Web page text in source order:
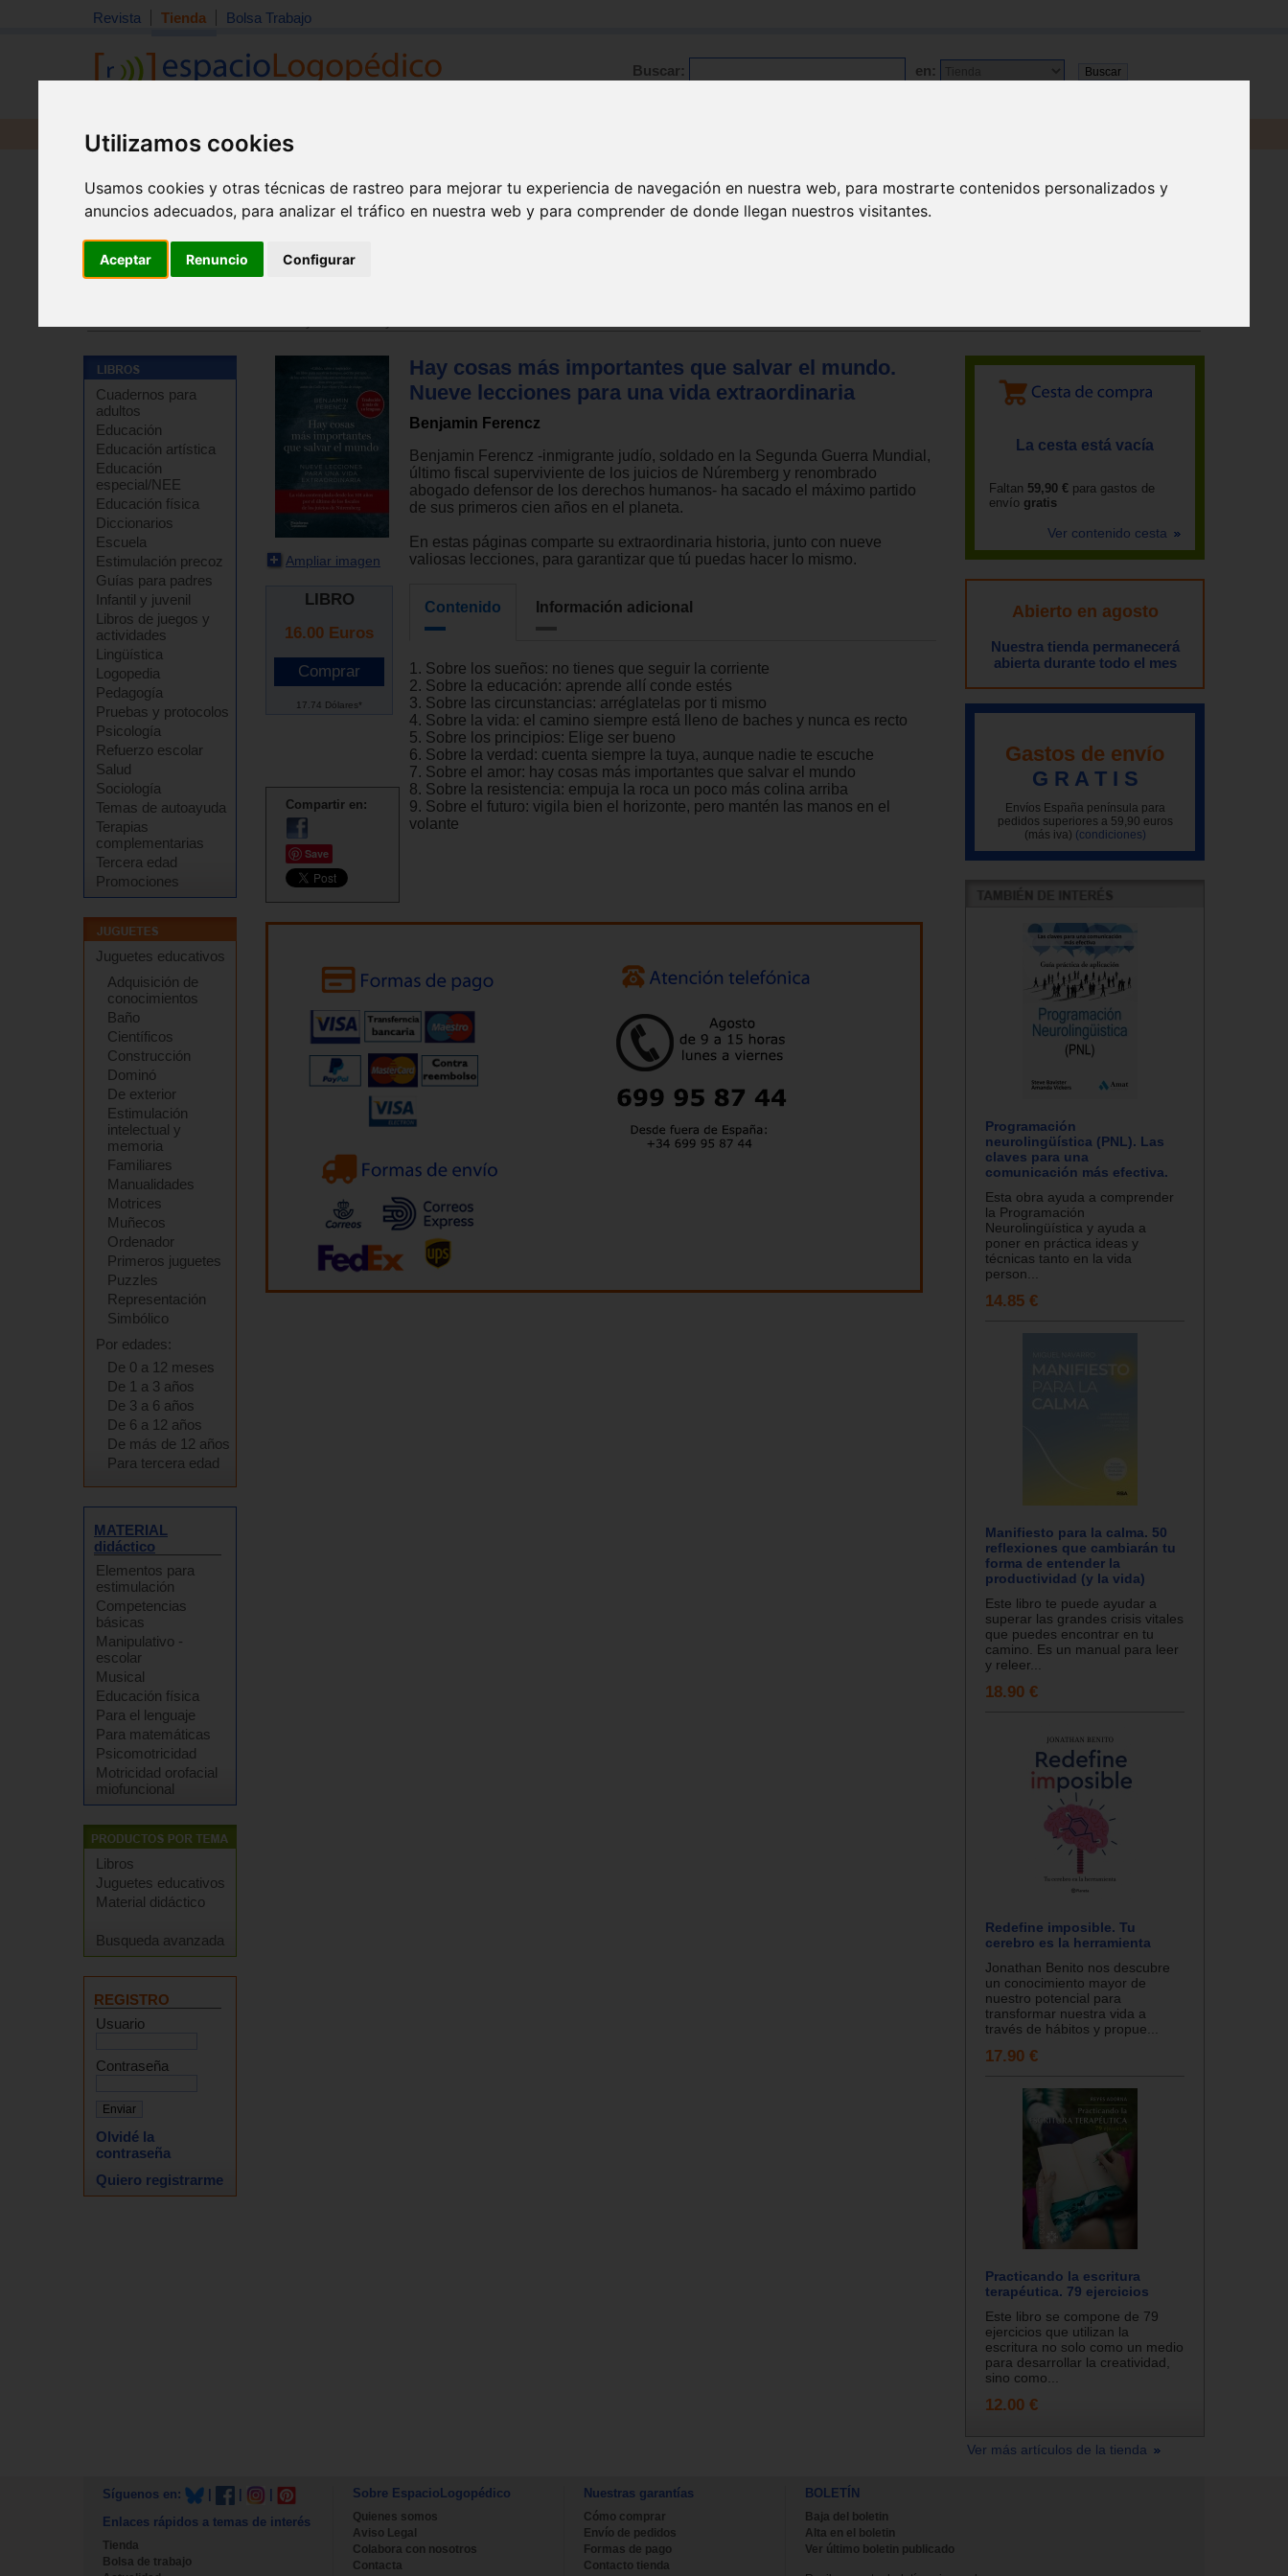
Utilizamos cookies
Usamos cookies y otras técnicas de rastreo para mejorar tu experiencia de navegación en nuestra web, para mostrarte contenidos personalizados y
anuncios adecuados, para analizar el tráfico en nuestra web y para comprender de donde llegan nuestros visitantes.
Aceptar Renuncio Configurar
Revista Tienda Bolsa Trabajo
Buscar: en:
Revista Libros Material
Cuadernos para
adultos
Educación
Educación artística
Educación
especial/NEE
Educación física
Diccionarios
Escuela
Estimulación precoz
Guías para padres
Infantil y juvenil
Libros de juegos y
actividades
Lingüística
Logopedia
Pedagogía
Pruebas y protocolos
Psicología
Refuerzo escolar
Salud
Sociología
Temas de autoayuda
Terapias
complementarias
Tercera edad
Promociones
Juguetes educativos
Adquisición de
conocimientos
Baño
Científicos
Construcción
Dominó
De exterior
Estimulación
intelectual y
memoria
Familiares
Manualidades
Motrices
Muñecos
Ordenador
Primeros juguetes
Puzzles
Representación
Simbólico
Por edades:
De 0 a 12 meses
De 1 a 3 años
De 3 a 6 años
De 6 a 12 años
De más de 12 años
Para tercera edad
MATERIAL
didáctico
Elementos para
estimulación
Competencias
básicas
Manipulativo -
escolar
Musical
Educación física
Para el lenguaje
Para matemáticas
Psicomotricidad
Motricidad orofacial
miofuncional
Libros
Juguetes educativos
Material didáctico
Busqueda avanzada
REGISTRO
Usuario
Contraseña
Olvidé la
contraseña
Quiero registrarme
Ampliar imagen
LIBRO
16.00 Euros
17.74 Dólares*
Compartir en:
Save
Hay cosas más importantes que salvar el mundo.
Nueve lecciones para una vida extraordinaria
Benjamin Ferencz
Benjamin Ferencz -inmigrante judío, soldado en la Segunda Guerra Mundial,
último fiscal superviviente de los juicios de Núremberg y renombrado
abogado defensor de los derechos humanos- ha sacado el máximo partido
de sus primeros cien años en el planeta.
En estas páginas comparte su extraordinaria historia, junto con nueve
valiosas lecciones, para garantizar que tú puedas hacer lo mismo.
Contenido Información adicional
1. Sobre los sueños: no tienes que seguir la corriente
2. Sobre la educación: aprende allí conde estés
3. Sobre las circunstancias: arréglatelas por ti mismo
4. Sobre la vida: el camino siempre está lleno de baches y nunca es recto
5. Sobre los principios: Elige ser bueno
6. Sobre la verdad: cuenta siempre la tuya, aunque nadie te escuche
7. Sobre el amor: hay cosas más importantes que salvar el mundo
8. Sobre la resistencia: empuja la roca un poco más colina arriba
9. Sobre el futuro: vigila bien el horizonte, pero mantén las manos en el
volante
La cesta está vacía
Faltan 59,90 € para gastos de
envío gratis
Ver contenido cesta
Abierto en agosto
Nuestra tienda permanecerá
abierta durante todo el mes
Gastos de envío
G R A T I S
Envíos España península para
pedidos superiores a 59,90 euros
(más iva) (condiciones)
Programación
neurolingüística (PNL). Las
claves para una
comunicación más efectiva.
Esta obra ayuda a comprender
la Programación
Neurolingüística y ayuda a
poner en práctica ideas y
técnicas tanto en la vida
person...
14.85 €
Manifiesto para la calma. 50
reflexiones que cambiarán tu
forma de entender la
productividad (y la vida)
Este libro te puede ayudar a
superar las grandes crisis vitales
que puedes encontrar en tu
camino. Es un manual para leer
y releer...
18.90 €
Redefine imposible. Tu
cerebro es la herramienta
Jonathan Benito nos descubre
un conocimiento mayor de
nuestro potencial para
transformar nuestra vida a
través de hábitos y propue...
17.90 €
Practicando la escritura
terapéutica. 79 ejercicios
Este libro se compone de 79
ejercicios que utilizan la
escritura no solo como un medio
para desarrollar la creatividad,
sino como...
12.00 €
Ver más artículos de la tienda
Síguenos en:
Enlaces rápidos a temas de interés
Tienda
Bolsa de trabajo
Sobre EspacioLogopédico
Quienes somos
Aviso Legal
Colabora con nosotros
Contacta
Nuestras garantías
Cómo comprar
Envío de pedidos
Formas de pago
Contacto tienda
BOLETÍN
Baja del boletin
Alta en el boletin
Ver último boletin publicado